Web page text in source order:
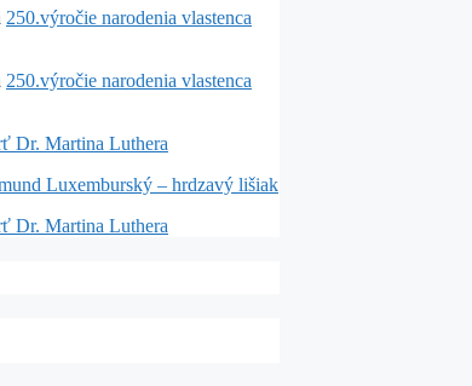
250.výročie narodenia vlastenca
250.výročie narodenia vlastenca
Dr. Martina Luthera
Luxemburský – hrdzavý lišiak
Dr. Martina Luthera